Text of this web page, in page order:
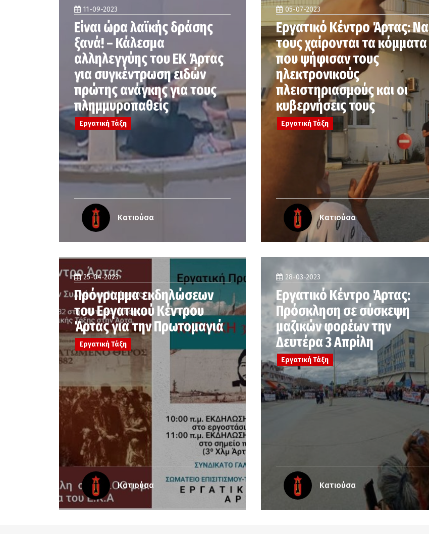
11-09-2023
Είναι ώρα λαϊκής δράσης
ξανά! – Κάλεσμα
αλληλεγγύης του ΕΚ Άρτας
για συγκέντρωση ειδών
πρώτης ανάγκης για τους
πλημμυροπαθείς
Εργατική Τάξη
Κατιούσα
05-07-2023
Εργατικό Κέντρο Άρτας: Να
τους χαίρονται τα κόμματα
που ψήφισαν τους
ηλεκτρονικούς
πλειστηριασμούς και οι
κυβερνήσεις τους
Εργατική Τάξη
Κατιούσα
25-04-2023
Πρόγραμμα εκδηλώσεων
του Εργατικού Κέντρου
Άρτας για την Πρωτομαγιά
Εργατική Τάξη
Κατιούσα
28-03-2023
Εργατικό Κέντρο Άρτας:
Πρόσκληση σε σύσκεψη
μαζικών φορέων την
Δευτέρα 3 Απρίλη
Εργατική Τάξη
Κατιούσα